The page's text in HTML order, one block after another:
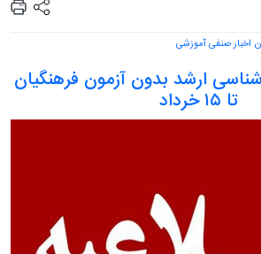
اخبار صنفی آموزشی
ارشد بدون آزمون فرهنگیان
تا ۱۵ خرداد